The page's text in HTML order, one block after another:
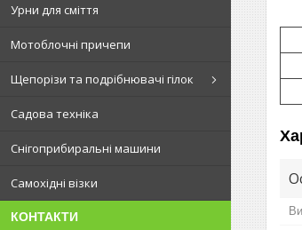
Урни для сміття
Мотоблочні причепи
Щепорізи та подрібнювачі гілок
Садова техніка
Снігоприбиральні машини
Самохідні візки
КОНТАКТИ